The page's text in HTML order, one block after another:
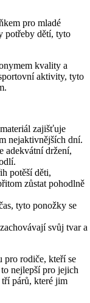
pro mladé
potřeby dětí, tyto
kvality a
aktivity, tyto
zajišťuje
nejaktivnějších dní.
adekvátní držení,
potěší děti,
zůstat pohodlně
tyto ponožky se
svůj tvar a
pro rodiče, kteří se
nejlepší pro jejich
párů, které jim